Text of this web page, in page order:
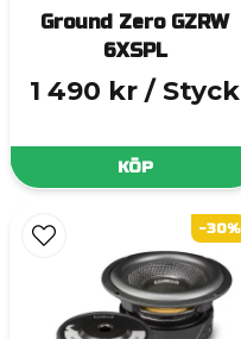
Ground Zero GZRW
6XSPL
1 490 kr / Styck
KÖP
-30%